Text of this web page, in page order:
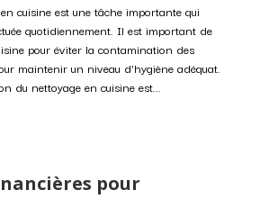
cuisine est une tâche importante qui
quotidiennement. Il est important de
pour éviter la contamination des
maintenir un niveau d'hygiène adéquat.
du nettoyage en cuisine est...
pour